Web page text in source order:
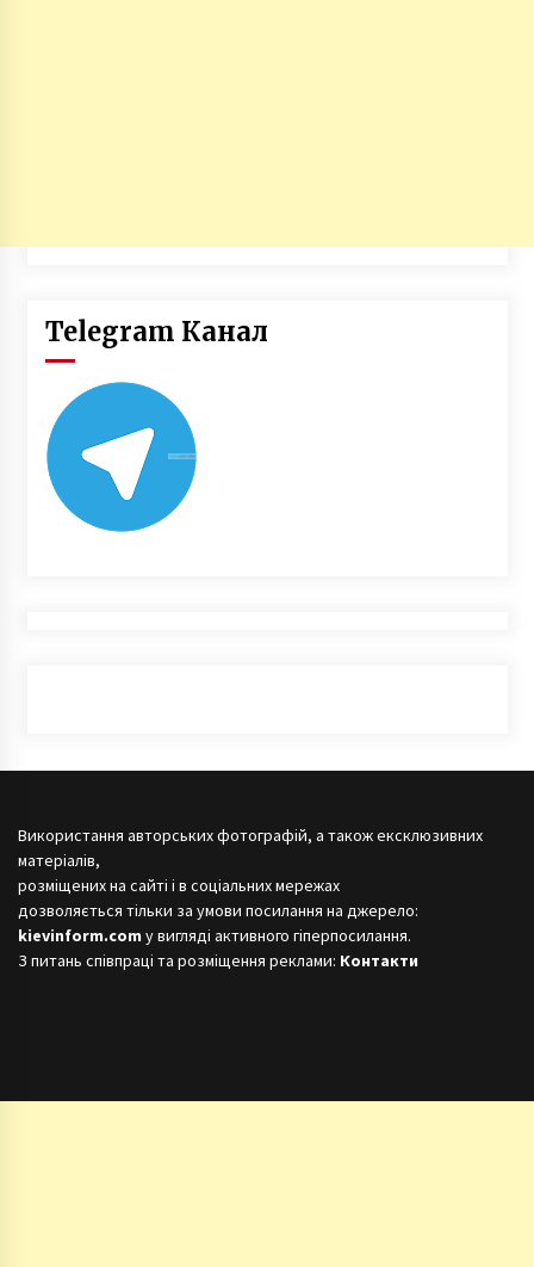
Telegram Канал
Використання авторських фотографій, а також ексклюзивних
матеріалів,
розміщених на сайті і в соціальних мережах
дозволяється тільки за умови посилання на джерело:
kievinform.com у вигляді активного гіперпосилання.
З питань співпраці та розміщення реклами: Контакти